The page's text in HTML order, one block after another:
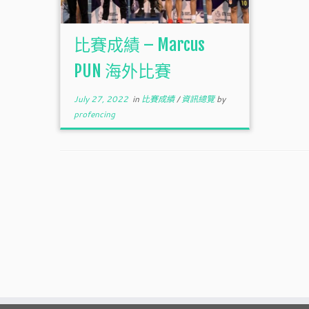
比賽成績 – Marcus
PUN 海外比賽
July 27, 2022 in 比賽成績/資訊總覽by
profencing